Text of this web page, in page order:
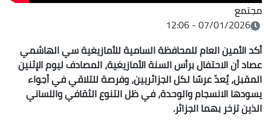
مجتمع
07/01/2026 - 12:06
أكد الأمين العام للمحافظة السامية للأمازيغية سي الهاشمي
عصاد أن الاحتفال برأس السنة الأمازيغية، المصادف ليوم الإثنين
المقبل، يُعدّ عرسًا لكل الجزائريين، وفرصة للتلاقي في أجواء
يسودها الانسجام والوحدة، في ظل التنوع الثقافي واللساني
الذين تزخر بهما الجزائر.